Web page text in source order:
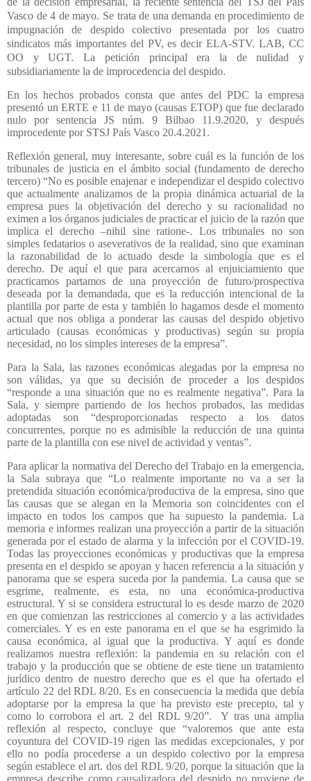
Vasco de 4 de mayo. Se trata de una demanda en procedimiento de
impugnación de despido colectivo presentada por los cuatro
sindicatos más importantes del PV, es decir ELA-STV. LAB, CC
OO y UGT. La petición principal era la de nulidad y
subsidiariamente la de improcedencia del despido.
En los hechos probados consta que antes del PDC la empresa
presentó un ERTE e 11 de mayo (causas ETOP) que fue declarado
nulo por sentencia JS núm. 9 Bilbao 11.9.2020, y después
improcedente por STSJ País Vasco 20.4.2021.
Reflexión general, muy interesante, sobre cuál es la función de los
tribunales de justicia en el ámbito social (fundamento de derecho
tercero) “No es posible enajenar e independizar el despido colectivo
que actualmente analizamos de la propia dinámica actuarial de la
empresa pues la objetivación del derecho y su racionalidad no
eximen a los órganos judiciales de practicar el juicio de la razón que
implica el derecho –nihil sine ratione-. Los tribunales no son
simples fedatarios o aseverativos de la realidad, sino que examinan
la razonabilidad de lo actuado desde la simbología que es el
derecho. De aquí el que para acercarnos al enjuiciamiento que
practicamos partamos de una proyección de futuro/prospectiva
deseada por la demandada, que es la reducción intencional de la
plantilla por parte de esta y también lo hagamos desde el momento
actual que nos obliga a ponderar las causas del despido objetivo
articulado (causas económicas y productivas) según su propia
necesidad, no los simples intereses de la empresa”.
Para la Sala, las razones económicas alegadas por la empresa no
son válidas, ya que su decisión de proceder a los despidos
“responde a una situación que no es realmente negativa”. Para la
Sala, y siempre partiendo de los hechos probados, las medidas
adoptadas son “desproporcionadas respecto a los datos
concurrentes, porque no es admisible la reducción de una quinta
parte de la plantilla con ese nivel de actividad y ventas”.
Para aplicar la normativa del Derecho del Trabajo en la emergencia,
la Sala subraya que “Lo realmente importante no va a ser la
pretendida situación económica/productiva de la empresa, sino que
las causas que se alegan en la Memoria son coincidentes con el
impacto en todos los campos que ha supuesto la pandemia. La
memoria e informes realizan una proyección a partir de la situación
generada por el estado de alarma y la infección por el COVID-19.
Todas las proyecciones económicas y productivas que la empresa
presenta en el despido se apoyan y hacen referencia a la situación y
panorama que se espera suceda por la pandemia. La causa que se
esgrime, realmente, es esta, no una económica-productiva
estructural. Y si se considera estructural lo es desde marzo de 2020
en que comienzan las restricciones al comercio y a las actividades
comerciales. Y es en este panorama en el que se ha esgrimido la
causa económica, al igual que la productiva. Y aquí es donde
realizamos nuestra reflexión: la pandemia en su relación con el
trabajo y la producción que se obtiene de este tiene un tratamiento
jurídico dentro de nuestro derecho que es el que ha ofertado el
artículo 22 del RDL 8/20. Es en consecuencia la medida que debía
adoptarse por la empresa la que ha previsto este precepto, tal y
como lo corrobora el art. 2 del RDL 9/20”.
Y tras una amplia
reflexión al respecto, concluye que “valoremos que ante esta
coyuntura del COVID-19 rigen las medidas excepcionales, y por
ello no podía procederse a un despido colectivo por la empresa
según establece el art. dos del RDL 9/20, porque la situación que la
empresa describe como causalizadora del despido no proviene de